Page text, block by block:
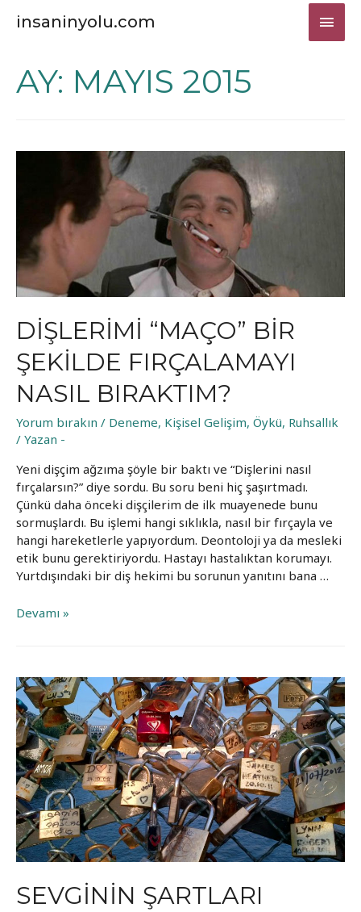
insaninyolu.com
ANA
AY: MAYIS 2015
DIŞLERIMI “MAÇO” BIR
ŞEKILDE FIRÇALAMAYI
NASIL BIRAKTIM?
Yorum bırakın / Deneme, Kişisel Gelişim, Öykü, Ruhsallık
/ Yazan -
Yeni dişçim ağzıma şöyle bir baktı ve “Dişlerini nasıl
fırçalarsın?” diye sordu. Bu soru beni hiç şaşırtmadı.
Çünkü daha önceki dişçilerim de ilk muayenede bunu
sormuşlardı. Bu işlemi hangi sıklıkla, nasıl bir fırçayla ve
hangi hareketlerle yapıyordum. Deontoloji ya da mesleki
etik bunu gerektiriyordu. Hastayı hastalıktan korumayı.
Yurtdışındaki bir diş hekimi bu sorunun yanıtını bana …
Dişlerimi
fırçalamayı
nasıl
bıraktım?
Devamı »
SEVGININ ŞARTLARI